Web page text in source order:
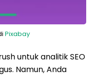
Pixabay
untuk analitik SEO
Namun, Anda